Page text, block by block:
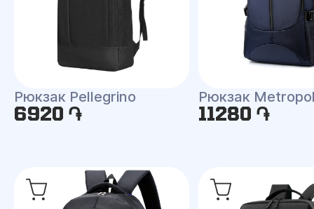
Рюкзак Pellegrino
6920 ֏
Рюкзак
11280 ֏